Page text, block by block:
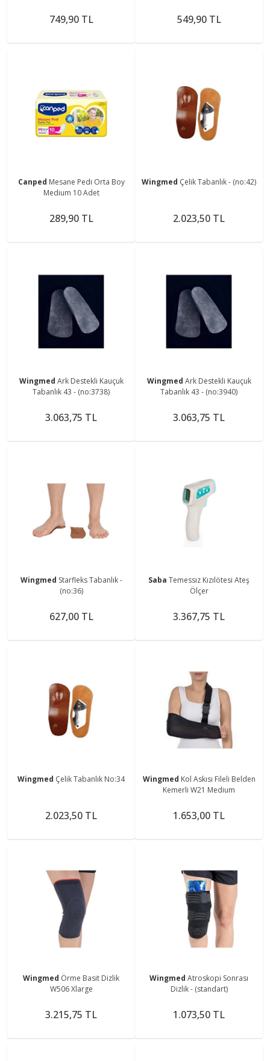
749,90 TL 549,90 TL
Canped Mesane Pedi Orta Boy
Medium 10 Adet
289,90 TL
Wingmed Çelik Tabanlık - (no:42)
2.023,50 TL
Wingmed Ark Destekli Kauçuk
Tabanlık 43 - (no:3738)
3.063,75 TL
Wingmed Ark Destekli Kauçuk
Tabanlık 43 - (no:3940)
3.063,75 TL
Wingmed Starfleks Tabanlık -
(no:36)
627,00 TL
Saba Temessız Kızılötesi Ateş
Ölçer
3.367,75 TL
Wingmed Çelik Tabanlık No:34
2.023,50 TL
Wingmed Kol Askısı Fileli Belden
Kemerli W21 Medium
1.653,00 TL
Wingmed Örme Basit Dizlik
W506 Xlarge
3.215,75 TL
Wingmed Atroskopi Sonrası
Dizlik - (standart)
1.073,50 TL